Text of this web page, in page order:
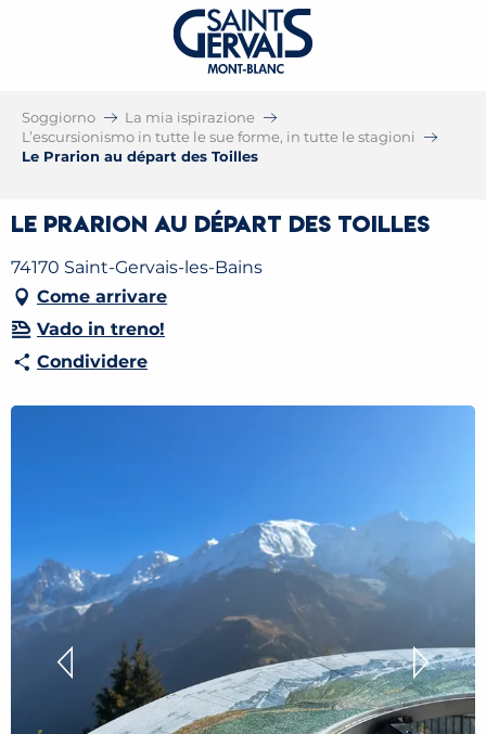
Soggiorno
La mia ispirazione
L’escursionismo in tutte le sue forme, in tutte le stagioni
Le Prarion au départ des Toilles
Le Prarion au départ des Toilles
74170 Saint-Gervais-les-Bains
Come arrivare
Vado in treno!
Condividere